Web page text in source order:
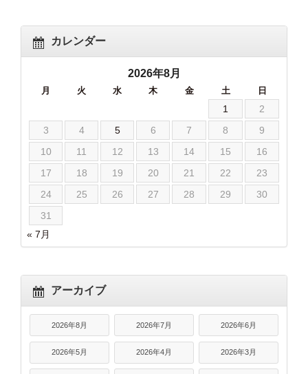
カレンダー
2026年8月
月 火 水 木 金 土 日
1
2
3
4 5 6 7 8
9
10
11 12 13 14 15
16
17
18 19 20 21 22
23
24
25 26 27 28 29
30
31
« 7月
アーカイブ
2026年8月 2026年7月 2026年6月
2026年5月 2026年4月 2026年3月